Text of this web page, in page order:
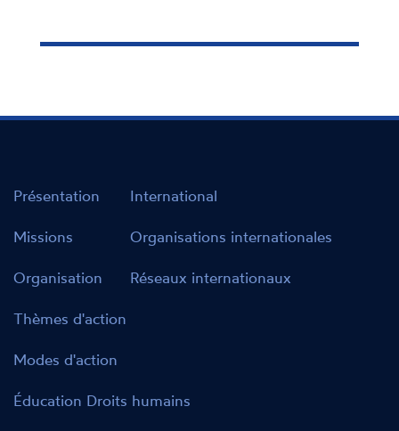
Présentation
Missions
Organisation
Thèmes d'action
Modes d'action
International
Organisations internationales
Réseaux internationaux
Éducation Droits humains